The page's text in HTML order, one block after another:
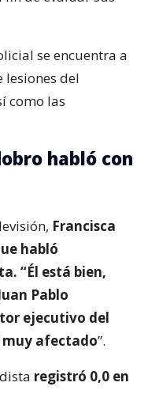
se encuentra a
lesiones del
como las
habló con
Francisca
habló
“Él está bien,
Pablo
ejecutivo del
muy afectado”.
registró 0,0 en